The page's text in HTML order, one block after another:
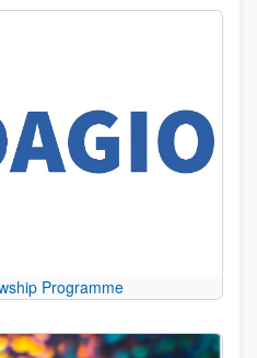
Programme